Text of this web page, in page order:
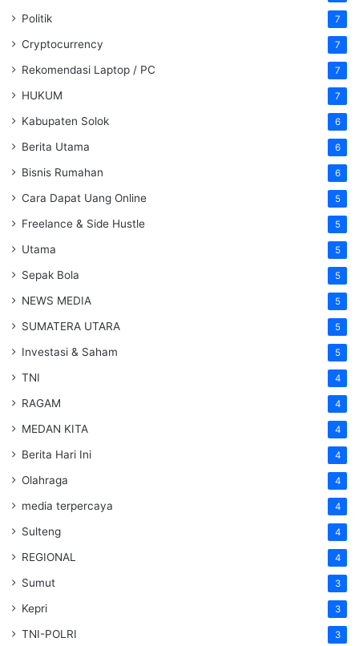
Politik 7
Cryptocurrency 7
Rekomendasi Laptop / PC 7
HUKUM 7
Kabupaten Solok 6
Berita Utama 6
Bisnis Rumahan 6
Cara Dapat Uang Online 5
Freelance & Side Hustle 5
Utama 5
Sepak Bola 5
NEWS MEDIA 5
SUMATERA UTARA 5
Investasi & Saham 5
TNI 4
RAGAM 4
MEDAN KITA 4
Berita Hari Ini 4
Olahraga 4
media terpercaya 4
Sulteng 4
REGIONAL 4
Sumut 3
Kepri 3
TNI-POLRI 3